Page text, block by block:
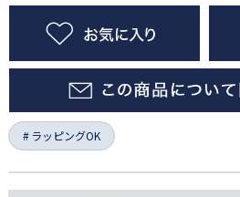
ラッピングOK